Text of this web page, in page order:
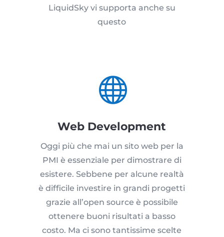
LiquidSky vi supporta anche su
questo

Web Development
Oggi più che mai un sito web per la
PMI è essenziale per dimostrare di
esistere. Sebbene per alcune realtà
è difficile investire in grandi progetti
grazie all’open source è possibile
ottenere buoni risultati a basso
costo. Ma ci sono tantissime scelte